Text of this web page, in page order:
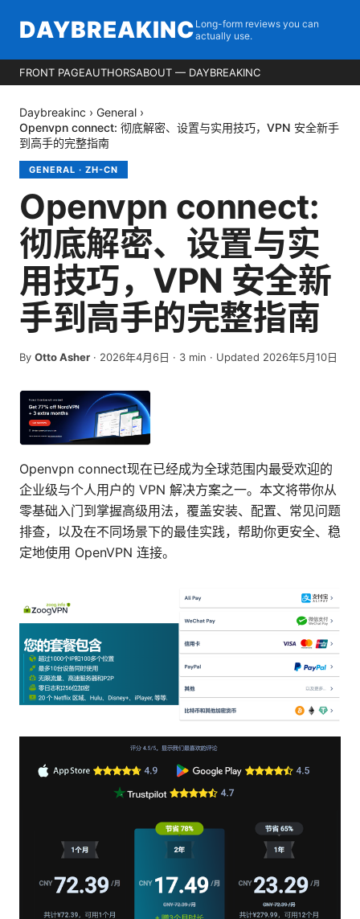
DAYBREAKINC Long-form reviews you can
actually use.
FRONT PAGEAUTHORSABOUT — DAYBREAKINC
Daybreakinc › General ›
Openvpn connect: 彻底解密、设置与实用技巧，VPN 安全新手
到高手的完整指南
GENERAL · ZH-CN
Openvpn connect:
彻底解密、设置与实
用技巧，VPN 安全新
手到高手的完整指南
By Otto Asher · 2026年4月6日 · 3 min · Updated 2026年5月10日
Openvpn connect现在已经成为全球范围内最受欢迎的
企业级与个人用户的 VPN 解决方案之一。本文将带你从
零基础入门到掌握高级用法，覆盖安装、配置、常见问题
排查，以及在不同场景下的最佳实践，帮助你更安全、稳
定地使用 OpenVPN 连接。